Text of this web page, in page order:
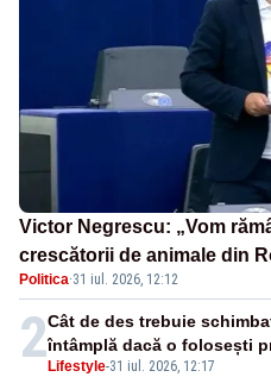
Victor Negrescu: „Vom
crescătorii de animale din
Politica·31 iul. 2026, 12:12
2 Lifestyle-31 iul. 2026, 12:17
Cât de des trebuie
întâmplă dacă o folosești